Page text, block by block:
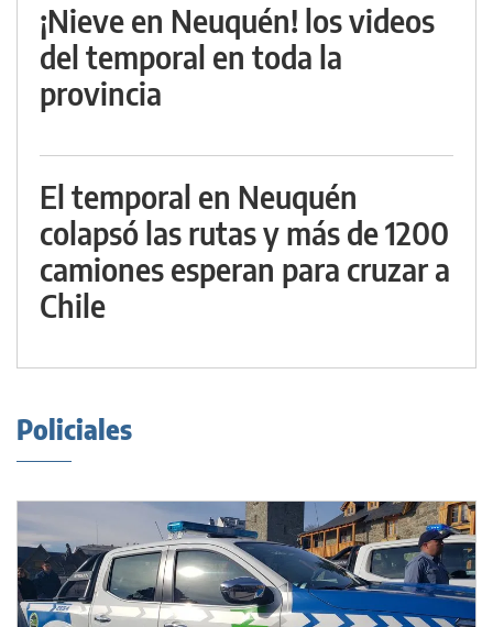
¡Nieve en Neuquén! los videos
del temporal en toda la
provincia
El temporal en Neuquén
colapsó las rutas y más de 1200
camiones esperan para cruzar a
Chile
Policiales